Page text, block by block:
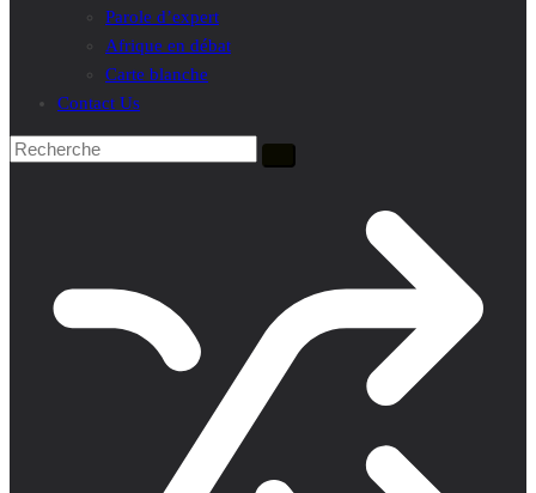
Parole d’expert
Afrique en débat
Carte blanche
Contact Us